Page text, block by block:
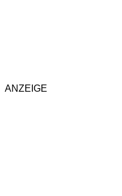
ANZEIGE